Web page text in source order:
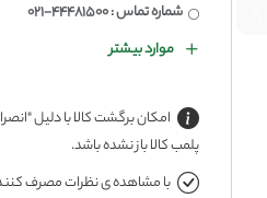
شماره تماس : 44481500-021
موارد بیشتر
امکان برگشت کالا با دلیل
پلمب کالا باز نشده باشد.
با مشاهده ی نظرات مصرف